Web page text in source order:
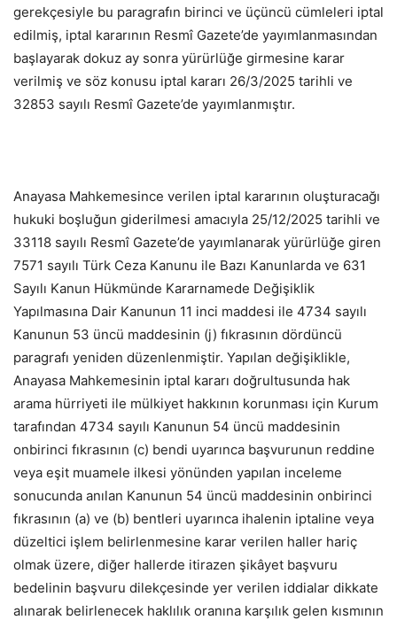
gerekçesiyle bu paragrafın birinci ve üçüncü cümleleri iptal
edilmiş, iptal kararının Resmî Gazete’de yayımlanmasından
başlayarak dokuz ay sonra yürürlüğe girmesine karar
verilmiş ve söz konusu iptal kararı 26/3/2025 tarihli ve
32853 sayılı Resmî Gazete’de yayımlanmıştır.
Anayasa Mahkemesince verilen iptal kararının oluşturacağı
hukuki boşluğun giderilmesi amacıyla 25/12/2025 tarihli ve
33118 sayılı Resmî Gazete’de yayımlanarak yürürlüğe giren
7571 sayılı Türk Ceza Kanunu ile Bazı Kanunlarda ve 631
Sayılı Kanun Hükmünde Kararnamede Değişiklik
Yapılmasına Dair Kanunun 11 inci maddesi ile 4734 sayılı
Kanunun 53 üncü maddesinin (j) fıkrasının dördüncü
paragrafı yeniden düzenlenmiştir. Yapılan değişiklikle,
Anayasa Mahkemesinin iptal kararı doğrultusunda hak
arama hürriyeti ile mülkiyet hakkının korunması için Kurum
tarafından 4734 sayılı Kanunun 54 üncü maddesinin
onbirinci fıkrasının (c) bendi uyarınca başvurunun reddine
veya eşit muamele ilkesi yönünden yapılan inceleme
sonucunda anılan Kanunun 54 üncü maddesinin onbirinci
fıkrasının (a) ve (b) bentleri uyarınca ihalenin iptaline veya
düzeltici işlem belirlenmesine karar verilen haller hariç
olmak üzere, diğer hallerde itirazen şikâyet başvuru
bedelinin başvuru dilekçesinde yer verilen iddialar dikkate
alınarak belirlenecek haklılık oranına karşılık gelen kısmının